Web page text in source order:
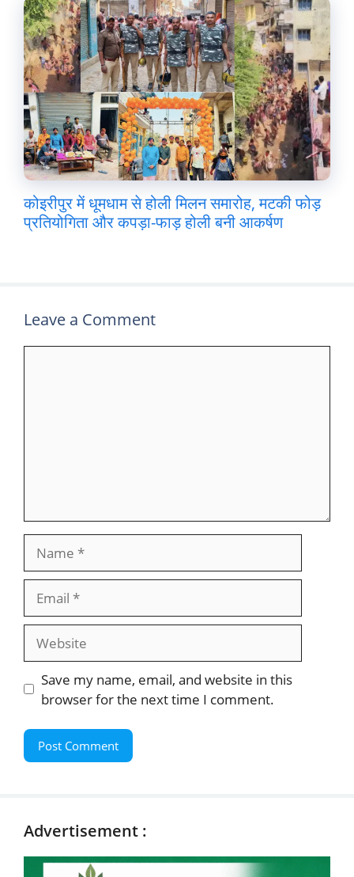
कोइरीपुर में धूमधाम से होली मिलन समारोह, मटकी फोड़
प्रतियोगिता और कपड़ा-फाड़ होली बनी आकर्षण
Leave a Comment
Website
Save my name, email, and website in this
browser for the next time I comment.
Advertisement :